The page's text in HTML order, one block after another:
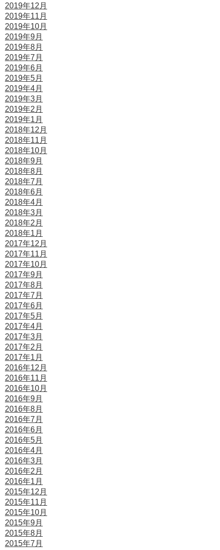
2019年12月
2019年11月
2019年10月
2019年9月
2019年8月
2019年7月
2019年6月
2019年5月
2019年4月
2019年3月
2019年2月
2019年1月
2018年12月
2018年11月
2018年10月
2018年9月
2018年8月
2018年7月
2018年6月
2018年4月
2018年3月
2018年2月
2018年1月
2017年12月
2017年11月
2017年10月
2017年9月
2017年8月
2017年7月
2017年6月
2017年5月
2017年4月
2017年3月
2017年2月
2017年1月
2016年12月
2016年11月
2016年10月
2016年9月
2016年8月
2016年7月
2016年6月
2016年5月
2016年4月
2016年3月
2016年2月
2016年1月
2015年12月
2015年11月
2015年10月
2015年9月
2015年8月
2015年7月